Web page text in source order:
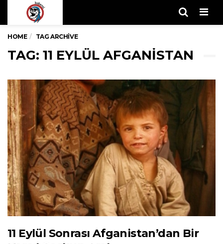
HOME TAG ARCHIVE
TAG: 11 EYLÜL AFGANISTAN
11 Eylül Sonrası Afganistan’dan Bir